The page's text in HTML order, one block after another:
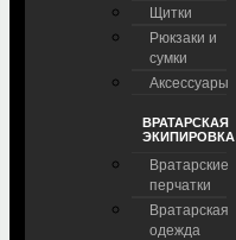
Щитки
Рюкзаки и
сумки
Аксессуары
ВРАТАРСКАЯ
ЭКИПИРОВКА
Вратарские
перчатки
Вратарская
одежда